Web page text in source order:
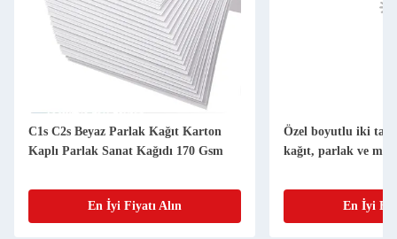
C1s C2s Beyaz Parlak Kağıt Karton
Kaplı Parlak Sanat Kağıdı 170 Gsm
En İyi Fiyatı Alın
Özel boyutlu iki
kağıt, parlak ve mat
En İyi